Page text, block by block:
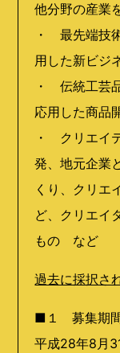
他分野の産業
・ 最先端技
用した新ビジ
・ 伝統工芸
応用した商品
・ クリエイ
発、地元企業
くり、クリエ
ど、クリエイ
もの など
過去に採択さ
■１ 募集期
平成28年8月